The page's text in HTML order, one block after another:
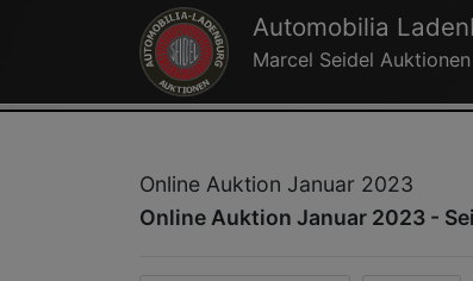
Automobilia
Marcel Seidel Auktionen
Online Auktion Januar 2023
Online Auktion Januar 2023 -